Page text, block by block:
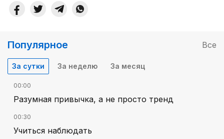
Популярное Все
За сутки За неделю За месяц
00:00
Разумная привычка, а не просто тренд
00:30
Учиться наблюдать